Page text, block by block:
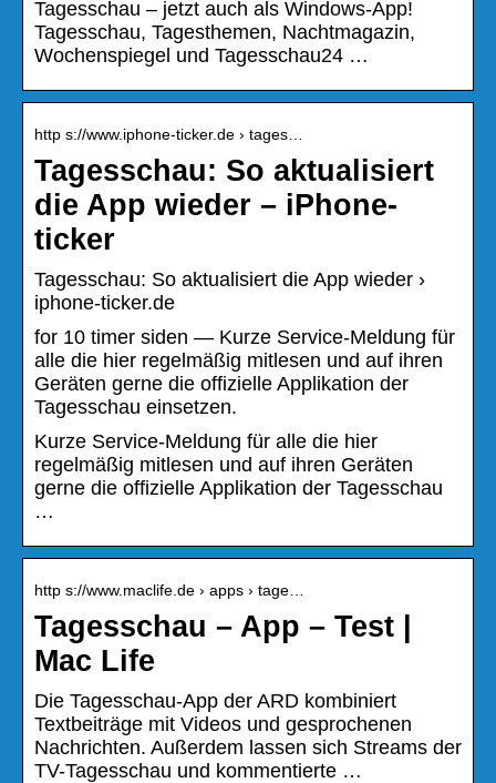
Tagesschau – jetzt auch als Windows-App!
Tagesschau, Tagesthemen, Nachtmagazin,
Wochenspiegel und Tagesschau24 …
http s://www.iphone-ticker.de › tages…
Tagesschau: So aktualisiert
die App wieder – iPhone-
ticker
Tagesschau: So aktualisiert die App wieder ›
iphone-ticker.de
for 10 timer siden — Kurze Service-Meldung für
alle die hier regelmäßig mitlesen und auf ihren
Geräten gerne die offizielle Applikation der
Tagesschau einsetzen.
Kurze Service-Meldung für alle die hier
regelmäßig mitlesen und auf ihren Geräten
gerne die offizielle Applikation der Tagesschau
…
http s://www.maclife.de › apps › tage…
Tagesschau – App – Test |
Mac Life
Die Tagesschau-App der ARD kombiniert
Textbeiträge mit Videos und gesprochenen
Nachrichten. Außerdem lassen sich Streams der
TV-Tagesschau und kommentierte …